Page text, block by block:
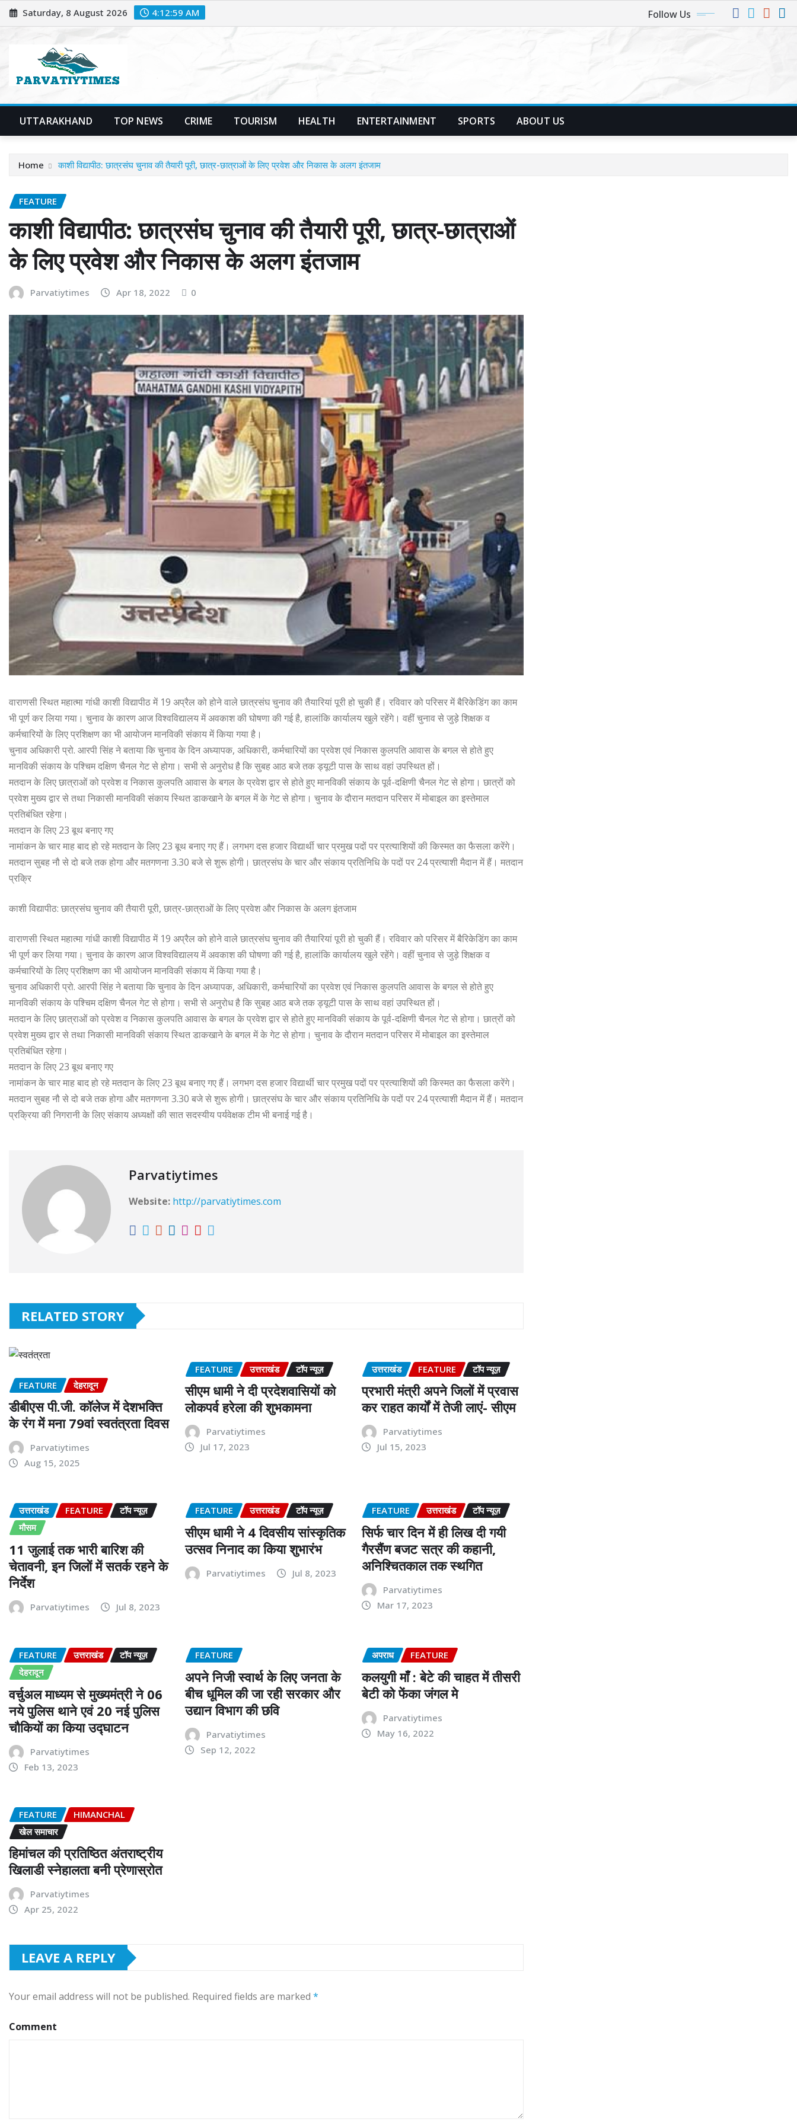
Skip
to
Saturday, 8 August 2026 4:13:00 AM Follow Us
UTTARAKHAND TOP NEWS CRIME TOURISM HEALTH ENTERTAINMENT SPORTS ABOUT US
Home काशी विद्यापीठ: छात्रसंघ चुनाव की तैयारी पूरी, छात्र-छात्राओं के लिए प्रवेश और निकास के अलग इंतजाम
FEATURE
काशी विद्यापीठ: छात्रसंघ चुनाव की तैयारी पूरी, छात्र-छात्राओं
के लिए प्रवेश और निकास के अलग इंतजाम
Parvatiytimes Apr 18, 2022 0
वाराणसी स्थित महात्मा गांधी काशी विद्यापीठ में 19 अप्रैल को होने वाले छात्रसंघ चुनाव की तैयारियां पूरी हो चुकी हैं। रविवार को परिसर में बैरिकेडिंग का काम
भी पूर्ण कर लिया गया। चुनाव के कारण आज विश्वविद्यालय में अवकाश की घोषणा की गई है, हालांकि कार्यालय खुले रहेंगे। वहीं चुनाव से जुड़े शिक्षक व
कर्मचारियों के लिए प्रशिक्षण का भी आयोजन मानविकी संकाय में किया गया है।
चुनाव अधिकारी प्रो. आरपी सिंह ने बताया कि चुनाव के दिन अध्यापक, अधिकारी, कर्मचारियों का प्रवेश एवं निकास कुलपति आवास के बगल से होते हुए
मानविकी संकाय के पश्चिम दक्षिण चैनल गेट से होगा। सभी से अनुरोध है कि सुबह आठ बजे तक ड्यूटी पास के साथ वहां उपस्थित हों।
मतदान के लिए छात्राओं को प्रवेश व निकास कुलपति आवास के बगल के प्रवेश द्वार से होते हुए मानविकी संकाय के पूर्व-दक्षिणी चैनल गेट से होगा। छात्रों को
प्रवेश मुख्य द्वार से तथा निकासी मानविकी संकाय स्थित डाकखाने के बगल में के गेट से होगा। चुनाव के दौरान मतदान परिसर में मोबाइल का इस्तेमाल
प्रतिबंधित रहेगा।
मतदान के लिए 23 बूथ बनाए गए
नामांकन के चार माह बाद हो रहे मतदान के लिए 23 बूथ बनाए गए हैं। लगभग दस हजार विद्यार्थी चार प्रमुख पदों पर प्रत्याशियों की किस्मत का फैसला करेंगे।
मतदान सुबह नौ से दो बजे तक होगा और मतगणना 3.30 बजे से शुरू होगी। छात्रसंघ के चार और संकाय प्रतिनिधि के पदों पर 24 प्रत्याशी मैदान में हैं। मतदान
प्रक्रि
काशी विद्यापीठ: छात्रसंघ चुनाव की तैयारी पूरी, छात्र-छात्राओं के लिए प्रवेश और निकास के अलग इंतजाम
वाराणसी स्थित महात्मा गांधी काशी विद्यापीठ में 19 अप्रैल को होने वाले छात्रसंघ चुनाव की तैयारियां पूरी हो चुकी हैं। रविवार को परिसर में बैरिकेडिंग का काम
भी पूर्ण कर लिया गया। चुनाव के कारण आज विश्वविद्यालय में अवकाश की घोषणा की गई है, हालांकि कार्यालय खुले रहेंगे। वहीं चुनाव से जुड़े शिक्षक व
कर्मचारियों के लिए प्रशिक्षण का भी आयोजन मानविकी संकाय में किया गया है।
चुनाव अधिकारी प्रो. आरपी सिंह ने बताया कि चुनाव के दिन अध्यापक, अधिकारी, कर्मचारियों का प्रवेश एवं निकास कुलपति आवास के बगल से होते हुए
मानविकी संकाय के पश्चिम दक्षिण चैनल गेट से होगा। सभी से अनुरोध है कि सुबह आठ बजे तक ड्यूटी पास के साथ वहां उपस्थित हों।
मतदान के लिए छात्राओं को प्रवेश व निकास कुलपति आवास के बगल के प्रवेश द्वार से होते हुए मानविकी संकाय के पूर्व-दक्षिणी चैनल गेट से होगा। छात्रों को
प्रवेश मुख्य द्वार से तथा निकासी मानविकी संकाय स्थित डाकखाने के बगल में के गेट से होगा। चुनाव के दौरान मतदान परिसर में मोबाइल का इस्तेमाल
प्रतिबंधित रहेगा।
मतदान के लिए 23 बूथ बनाए गए
नामांकन के चार माह बाद हो रहे मतदान के लिए 23 बूथ बनाए गए हैं। लगभग दस हजार विद्यार्थी चार प्रमुख पदों पर प्रत्याशियों की किस्मत का फैसला करेंगे।
मतदान सुबह नौ से दो बजे तक होगा और मतगणना 3.30 बजे से शुरू होगी। छात्रसंघ के चार और संकाय प्रतिनिधि के पदों पर 24 प्रत्याशी मैदान में हैं। मतदान
प्रक्रिया की निगरानी के लिए संकाय अध्यक्षों की सात सदस्यीय पर्यवेक्षक टीम भी बनाई गई है।
Parvatiytimes
Website: http://parvatiytimes.com
RELATED STORY
FEATURE देहरादून
डीबीएस पी.जी. कॉलेज में देशभक्ति
के रंग में मना 79वां स्वतंत्रता दिवस
Parvatiytimes
Aug 15, 2025
FEATURE उत्तराखंड टॉप न्यूज़
सीएम धामी ने दी प्रदेशवासियों को
लोकपर्व हरेला की शुभकामना
Parvatiytimes
Jul 17, 2023
उत्तराखंड FEATURE टॉप न्यूज़
प्रभारी मंत्री अपने जिलों में प्रवास
कर राहत कार्यों में तेजी लाएं- सीएम
Parvatiytimes
Jul 15, 2023
उत्तराखंड FEATURE
टॉप न्यूज़
मौसम
11 जुलाई तक भारी बारिश की
चेतावनी, इन जिलों में सतर्क रहने के
निर्देश
Parvatiytimes Jul 8, 2023
FEATURE उत्तराखंड टॉप न्यूज़
सीएम धामी ने 4 दिवसीय सांस्कृतिक
उत्सव निनाद का किया शुभारंभ
Parvatiytimes Jul 8, 2023
FEATURE उत्तराखंड टॉप न्यूज़
सिर्फ चार दिन में ही लिख दी गयी
गैरसैंण बजट सत्र की कहानी,
अनिश्चितकाल तक स्थगित
Parvatiytimes
Mar 17, 2023
FEATURE उत्तराखंड
टॉप न्यूज़
देहरादून
वर्चुअल माध्यम से मुख्यमंत्री ने 06
नये पुलिस थाने एवं 20 नई पुलिस
चौकियों का किया उद्घाटन
Parvatiytimes
Feb 13, 2023
FEATURE
अपने निजी स्वार्थ के लिए जनता के
बीच धूमिल की जा रही सरकार और
उद्यान विभाग की छवि
Parvatiytimes
Sep 12, 2022
अपराध FEATURE
कलयुगी माँ : बेटे की चाहत में तीसरी
बेटी को फेंका जंगल मे
Parvatiytimes
May 16, 2022
FEATURE
HIMANCHAL
खेल समाचार
हिमांचल की प्रतिष्ठित अंतराष्ट्रीय
खिलाडी स्नेहालता बनी प्रेणास्रोत
Parvatiytimes
Apr 25, 2022
LEAVE A REPLY
Your email address will not be published. Required fields are marked *
Comment